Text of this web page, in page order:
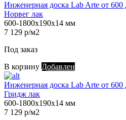
Инженерная доска Lab Arte от
Норвег лак
600-1800х190х14 мм
7 129 р/м2
Под заказ
В корзину Добавлен
Инженерная доска Lab Arte от
Гридж лак
600-1800х190х14 мм
7 129 р/м2